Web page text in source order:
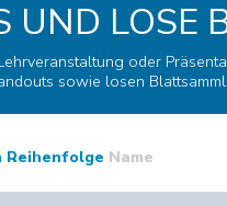
UND LOSE
oder
sowie losen
Reihenfolge Name